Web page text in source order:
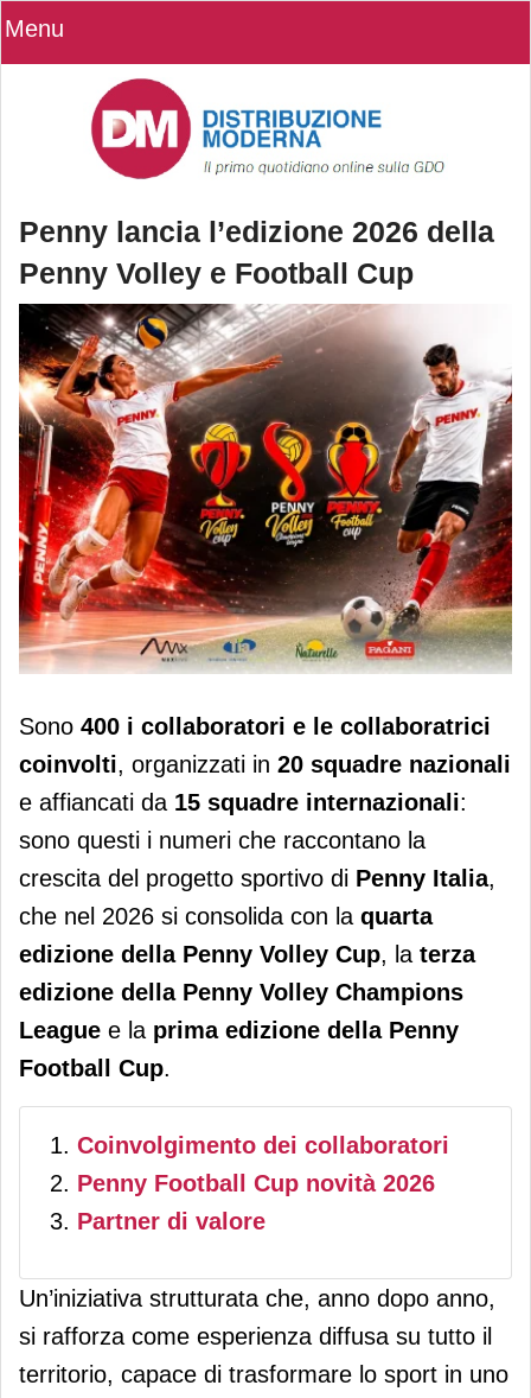
Menu
Penny lancia l’edizione 2026 della
Penny Volley e Football Cup
Penny lancia l’edizione 2026 della
Sono 400 i collaboratori e le collaboratrici
coinvolti, organizzati in 20 squadre nazionali
e affiancati da 15 squadre internazionali:
sono questi i numeri che raccontano la
crescita del progetto sportivo di Penny Italia,
che nel 2026 si consolida con la quarta
edizione della Penny Volley Cup, la terza
edizione della Penny Volley Champions
League e la prima edizione della Penny
Football Cup.
Coinvolgimento dei collaboratori
Penny Football Cup novità 2026
Partner di valore
Un’iniziativa strutturata che, anno dopo anno,
si rafforza come esperienza diffusa su tutto il
territorio, capace di trasformare lo sport in uno